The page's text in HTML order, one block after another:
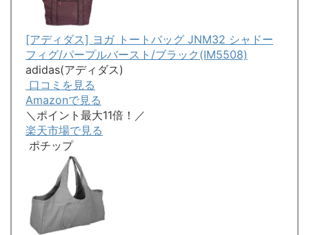
[アディダス] ヨガ トートバッグ JNM32 シャドー
フィグ/パープルバースト/ブラック(IM5508)
adidas(アディダス)
口コミを見る
Amazonで見る
＼ポイント最大11倍！／
楽天市場で見る
ポチップ